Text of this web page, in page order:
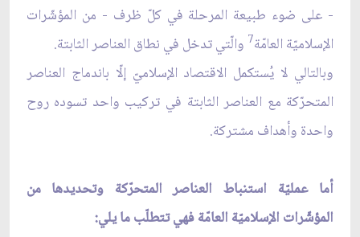
- على ضوء طبيعة المرحلة في كلّ ظرف - من المؤشّرات
الإسلاميّة العامّة7 والّتي تدخل في نطاق العناصر الثابتة.
وبالتالي لا يُستكمل الاقتصاد الإسلاميّ إلّا باندماج العناصر
المتحرّكة مع العناصر الثابتة في تركيب واحد تسوده روح
واحدة وأهداف مشتركة.
أما عمليّة استنباط العناصر المتحرّكة وتحديدها من
المؤشّرات الإسلاميّة العامّة فهي تتطلّب ما يلي: